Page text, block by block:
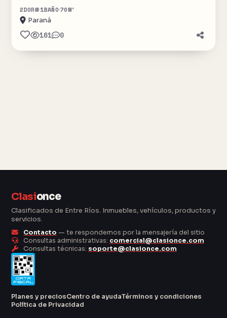
2DORM 1BAÑO70M²
Paraná
161 0
Clasionce
Clasificados de Entre Ríos. Inmuebles, vehículos, productos y
servicios.
Contacto — te respondemos por la mensajería del sitio
Consultas administrativas: comercial@clasionce.com
Consultas técnicas: soporte@clasionce.com
Planes y preciosCentro de ayudaTérminos y condiciones
Política de Privacidad